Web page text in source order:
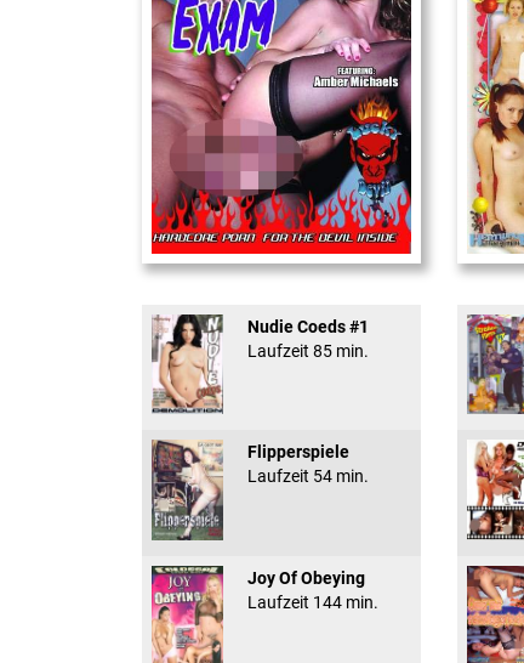
Rectal Exam
Nudie Coeds #1
Laufzeit 85 min.
Flipperspiele
Laufzeit 54 min.
Joy Of Obeying
Laufzeit 144 min.
18 And